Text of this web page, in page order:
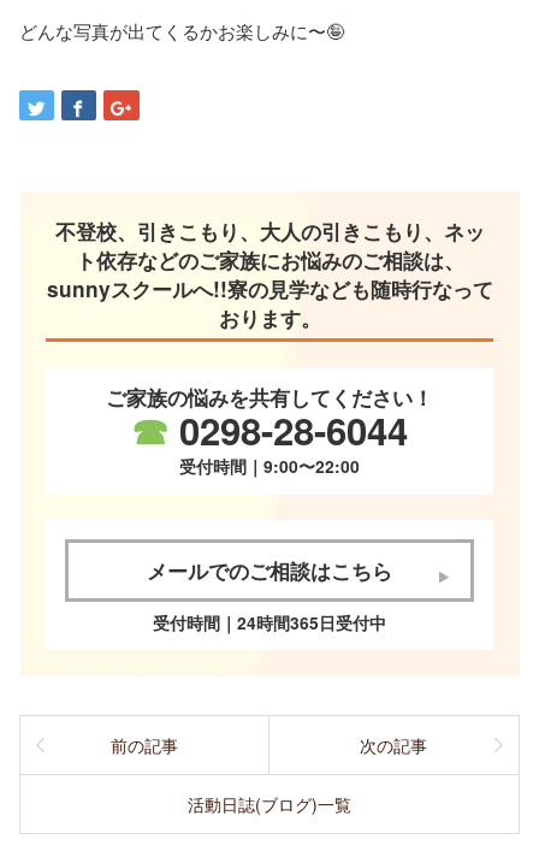
どんな写真が出てくるかお楽しみに〜🤪
不登校、引きこもり、大人の引きこもり、ネッ
ト依存などのご家族にお悩みのご相談は、
sunnyスクールへ!!寮の見学なども随時行なって
おります。
ご家族の悩みを共有してください！
☎ 0298-28-6044
受付時間｜9:00〜22:00
メールでのご相談はこちら
受付時間｜24時間365日受付中
前の記事
活動日誌(ブログ)一覧
次の記事